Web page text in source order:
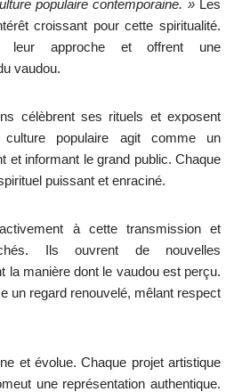
populaire contemporaine. »Les
croissant pour cette spiritualité.
leur approche et offrent une
vaudou.
célèbrent ses rituels et exposent
populaire agit comme un
et informant le grand public. Chaque
puissant et enraciné.
à cette transmission et
Ils ouvrent de nouvelles
la manière dont le vaudou est perçu.
un regard renouvelé, mêlant respect
et évolue. Chaque projet artistique
une représentation authentique.